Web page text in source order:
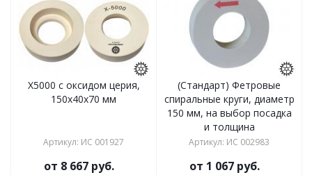
X5000 с оксидом церия,
150х40х70 мм
Артикул: ИС 001927
от 8 667 руб.
(Стандарт) Фетровые
спиральные круги, диаметр
150 мм, на выбор посадка
и толщина
Артикул: ИС 002983
от 1 067 руб.